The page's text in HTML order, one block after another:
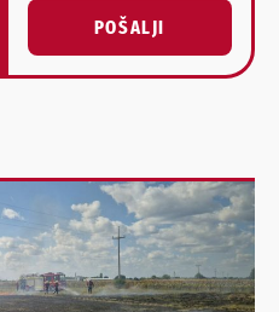
POŠALJI
Alternative: